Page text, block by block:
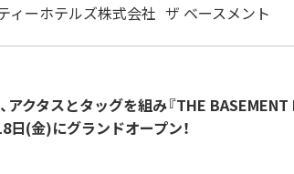
ィーホテルズ株式会社 ザ ベースメント
アクタスとタッグを組み『THE
(金)にグランドオープン！